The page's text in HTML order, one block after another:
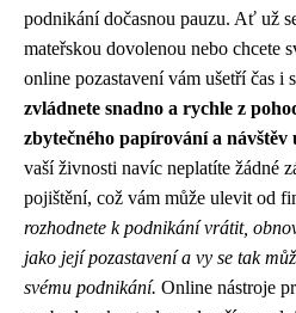
podnikání dočasnou pauzu. Ať už
mateřskou dovolenou nebo chcete
online pozastavení vám ušetří čas i
zvládnete snadno a rychle z
zbytečného papírování a návštěv
vaší živnosti navíc neplatíte žádné
pojištění, což vám může ulevit od
rozhodnete k podnikání vrátit,
jako její pozastavení a vy se tak
svému podnikání. Online nástroje